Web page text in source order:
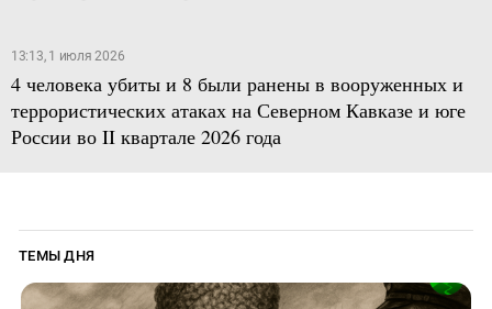
13:13, 1 июля 2026
4 человека убиты и 8 были ранены в вооруженных и
террористических атаках на Северном Кавказе и юге
России во II квартале 2026 года
ТЕМЫ ДНЯ